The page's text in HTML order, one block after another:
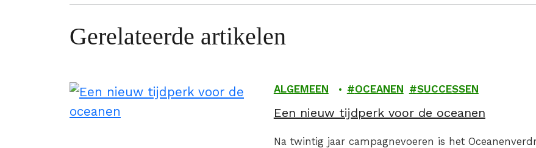
Gerelateerde artikelen
ALGEMEEN OCEANEN SUCCESSEN
Een nieuw tijdperk voor de oceanen
Na twintig jaar campagnevoeren is het